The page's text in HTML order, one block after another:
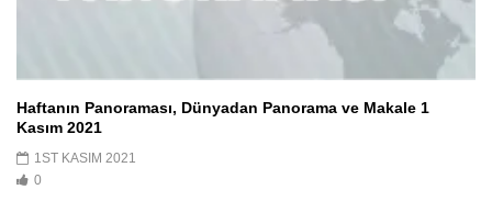
Haftanın Panoraması, Dünyadan Panorama ve Makale 1
Kasım 2021
1ST KASIM 2021
0